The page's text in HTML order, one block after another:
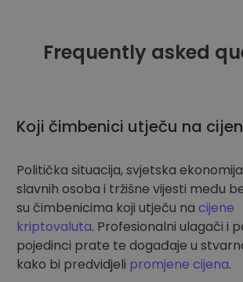
Frequently asked
Koji čimbenici utječu na
Politička situacija, svjetska
slavnih osoba i tržišne vijesti među
su čimbenicima koji utječu na cijene
kriptovaluta. Profesionalni ulagači i
pojedinci prate te događaje u
kako bi predvidjeli promjene cijena.